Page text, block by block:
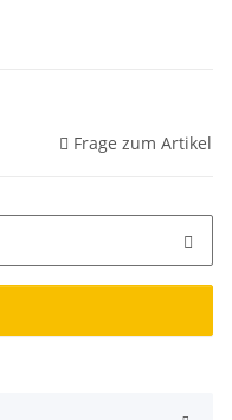
Frage zum Artikel